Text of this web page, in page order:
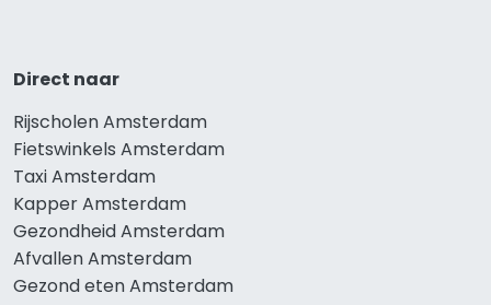
Direct naar
Rijscholen Amsterdam
Fietswinkels Amsterdam
Taxi Amsterdam
Kapper Amsterdam
Gezondheid Amsterdam
Afvallen Amsterdam
Gezond eten Amsterdam